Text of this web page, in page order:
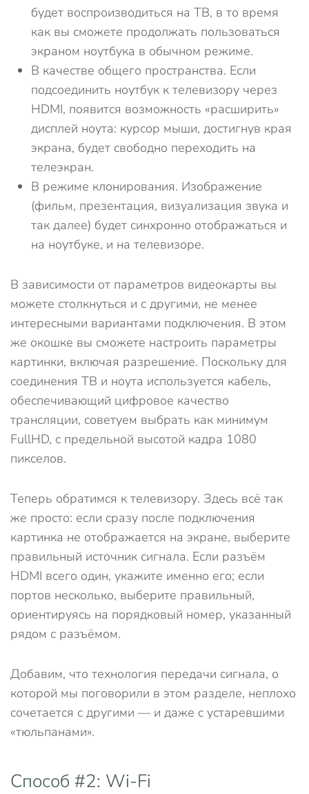
будет воспроизводиться на ТВ, в то время
как вы сможете продолжать пользоваться
экраном ноутбука в обычном режиме.
В качестве общего пространства. Если
подсоединить ноутбук к телевизору через
HDMI, появится возможность «расширить»
дисплей ноута: курсор мыши, достигнув края
экрана, будет свободно переходить на
телеэкран.
В режиме клонирования. Изображение
(фильм, презентация, визуализация звука и
так далее) будет синхронно отображаться и
на ноутбуке, и на телевизоре.
В зависимости от параметров видеокарты вы
можете столкнуться и с другими, не менее
интересными вариантами подключения. В этом
же окошке вы сможете настроить параметры
картинки, включая разрешение. Поскольку для
соединения ТВ и ноута используется кабель,
обеспечивающий цифровое качество
трансляции, советуем выбрать как минимум
FullHD, с предельной высотой кадра 1080
пикселов.
Теперь обратимся к телевизору. Здесь всё так
же просто: если сразу после подключения
картинка не отображается на экране, выберите
правильный источник сигнала. Если разъём
HDMI всего один, укажите именно его; если
портов несколько, выберите правильный,
ориентируясь на порядковый номер, указанный
рядом с разъёмом.
Добавим, что технология передачи сигнала, о
которой мы поговорили в этом разделе, неплохо
сочетается с другими — и даже с устаревшими
«тюльпанами».
Способ #2: Wi-Fi